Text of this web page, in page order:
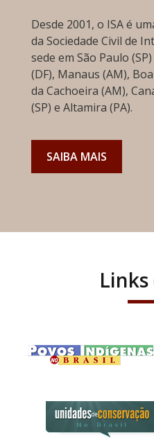
Desde 2001, o ISA é
da Sociedade Civil de
sede em São Paulo
(DF), Manaus (AM),
da Cachoeira (AM),
(SP) e Altamira (PA).
SAIBA MAIS
Links